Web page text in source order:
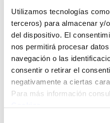
Utilizamos tecnologías
terceros) para almacenar y/
del dispositivo. El
nos permitirá procesar
navegación o las
consentir o retirar el
negativamente a ciertas
Para más información